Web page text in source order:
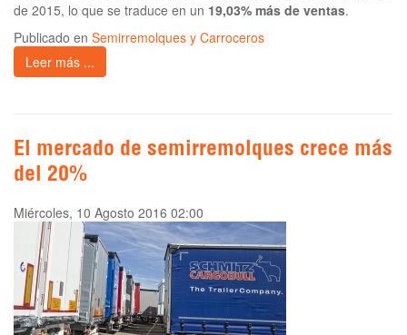
de 2015, lo que se traduce en un 19,03% más de ventas.
Publicado en Semirremolques y Carroceros
Leer más ...
El mercado de semirremolques crece más
del 20%
Miércoles, 10 Agosto 2016 02:00